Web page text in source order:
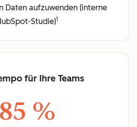
Daten aufzuwenden (interne
Studie)1
für Ihre Teams
85 %